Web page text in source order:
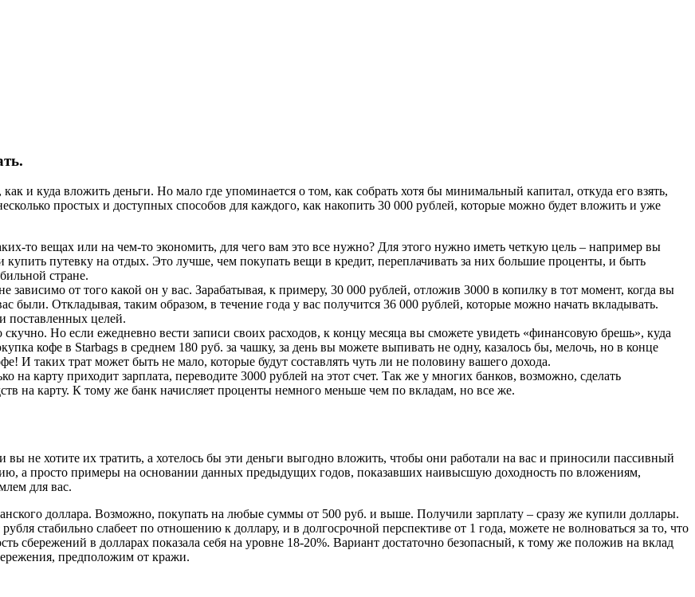
и куда вложить деньги. Но мало где упоминается о том, как собрать хотя бы минимальный капитал, откуда его взять,
простых и доступных способов для каждого, как накопить 30 000 рублей, которые можно будет вложить и уже
то вещах или на чем-то экономить, для чего вам это все нужно? Для этого нужно иметь четкую цель – например вы
путевку на отдых. Это лучше, чем покупать вещи в кредит, переплачивать за них большие проценты, и быть
стране.
зависимо от того какой он у вас. Зарабатывая, к примеру, 30 000 рублей, отложив 3000 в копилку в тот момент, когда вы
были. Откладывая, таким образом, в течение года у вас получится 36 000 рублей, которые можно начать вкладывать.
поставленных целей.
скучно. Но если ежедневно вести записи своих расходов, к концу месяца вы сможете увидеть «финансовую брешь», куда
кофе в Starbags в среднем 180 руб. за чашку, за день вы можете выпивать не одну, казалось бы, мелочь, но в конце
И таких трат может быть не мало, которые будут составлять чуть ли не половину вашего дохода.
на карту приходит зарплата, переводите 3000 рублей на этот счет. Так же у многих банков, возможно, сделать
на карту. К тому же банк начисляет проценты немного меньше чем по вкладам, но все же.
не хотите их тратить, а хотелось бы эти деньги выгодно вложить, чтобы они работали на вас и приносили пассивный
а просто примеры на основании данных предыдущих годов, показавших наивысшую доходность по вложениям,
для вас.
доллара. Возможно, покупать на любые суммы от 500 руб. и выше. Получили зарплату – сразу же купили доллары.
стабильно слабеет по отношению к доллару, и в долгосрочной перспективе от 1 года, можете не волноваться за то, что
сбережений в долларах показала себя на уровне 18-20%. Вариант достаточно безопасный, к тому же положив на вклад
предположим от кражи.